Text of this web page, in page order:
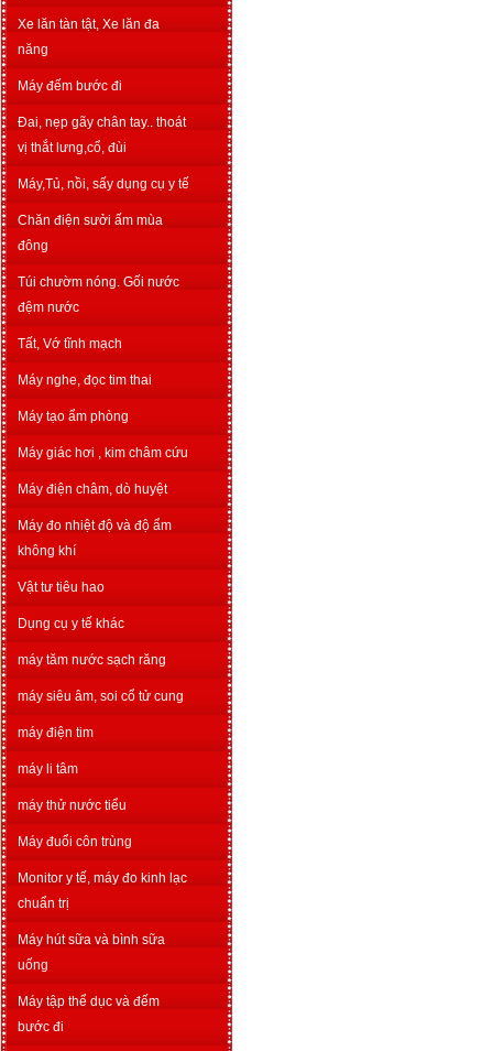
Xe lăn tàn tật, Xe lăn đa
năng
Máy đếm bước đi
Đai, nẹp gãy chân tay.. thoát
vị thắt lưng,cổ, đùi
Máy,Tủ, nồi, sấy dụng cụ y tế
Chăn điện sưởi ấm mùa
đông
Túi chườm nóng. Gối nước
đệm nước
Tất, Vớ tĩnh mạch
Máy nghe, đọc tim thai
Máy tạo ẩm phòng
Máy giác hơi , kim châm cứu
Máy điện châm, dò huyệt
Máy đo nhiệt độ và độ ẩm
không khí
Vật tư tiêu hao
Dụng cụ y tế khác
máy tăm nước sạch răng
máy siêu âm, soi cổ tử cung
máy điện tim
máy li tâm
máy thử nước tiểu
Máy đuổi côn trùng
Monitor y tế, máy đo kinh lạc
chuẩn trị
Máy hút sữa và bình sữa
uống
Máy tập thể dục và đếm
bước đi